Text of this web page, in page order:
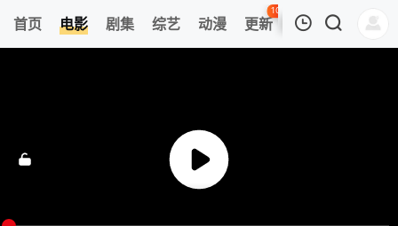
首页 电影 剧集 综艺 动漫 更新
105
热榜 APP
清空